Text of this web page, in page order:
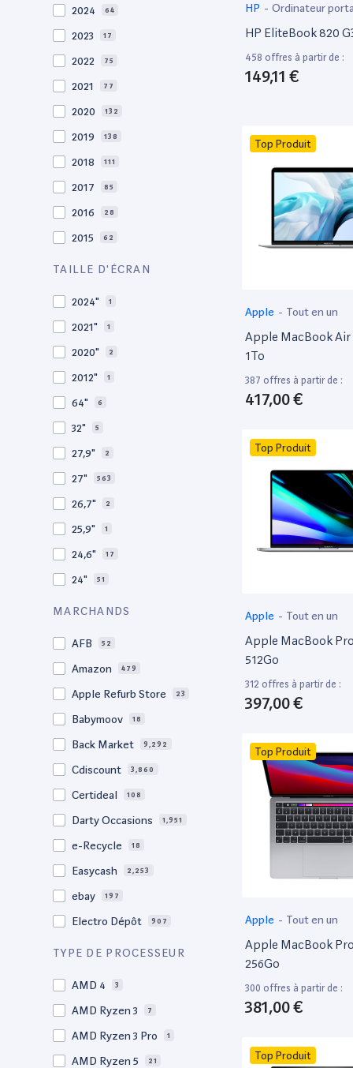
2024 64
2023 17
2022 75
2021 77
2020 132
2019 138
2018 111
2017 85
2016 28
2015 62
2014 36
TAILLE D'ÉCRAN
2024" 1
2021" 1
2020" 2
2012" 1
64" 6
32" 5
27,9" 2
27" 563
26,7" 2
25,9" 1
24,6" 17
24" 51
21,5"
15.5" 1
15,4"
15.4" 68
15.3" 2
15" 203
MARCHANDS
AFB 52
Amazon 479
Apple Refurb Store 23
Babymoov 18
Back Market 9,292
Cdiscount 3,860
Certideal 108
Darty Occasions 1,951
e-Recycle 18
Easycash 2,253
ebay 197
Electro Dépôt 907
Factorefurb
TYPE DE PROCESSEUR
AMD 4 3
AMD Ryzen 3 7
AMD Ryzen 3 Pro 1
AMD Ryzen 5 21
HP - Ordinateur
HP EliteBook 820
458 offres à partir de :
149,11 €
Top Produit
Apple - Tout en un
Apple MacBook Air
1To
387 offres à partir de :
417,00 €
Top Produit
Apple - Tout en un
Apple MacBook Pro
512Go
312 offres à partir de :
397,00 €
Top Produit
Apple - Tout en un
Apple MacBook Pro
256Go
300 offres à partir de :
381,00 €
Top Produit